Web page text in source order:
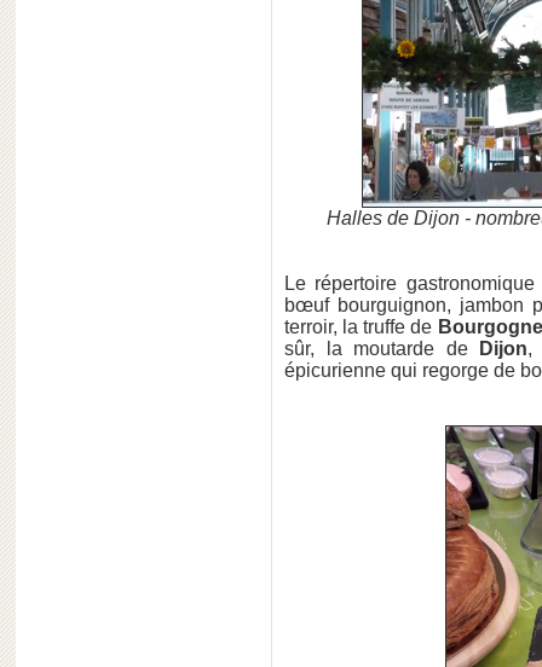
Halles de Dijon -
Le répertoire
bœuf bourguignon, jambon
terroir, la truffe de Bourgogne
sûr, la moutarde de
Dijon,
épicurienne qui regorge de